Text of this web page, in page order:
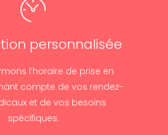
personnalisée
l’horaire de prise en
compte de vos rendez-
et de vos besoins
spécifiques.